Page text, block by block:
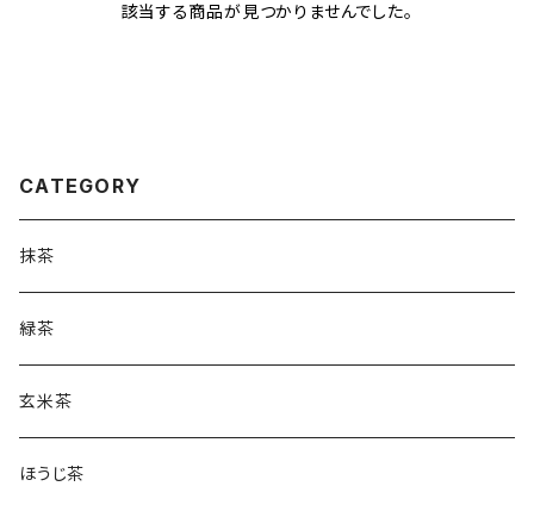
該当する商品が見つかりませんでした。
CATEGORY
抹茶
緑茶
玄米茶
ほうじ茶